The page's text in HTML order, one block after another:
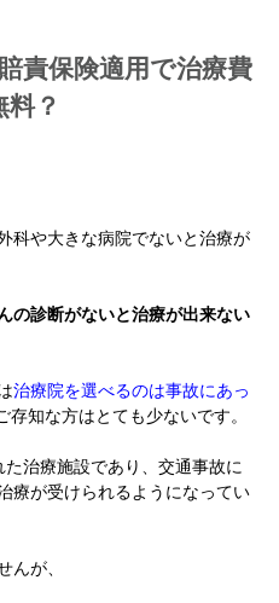
責保険適用で治療費
料？
科や大きな病院でないと治療が
の診断がないと治療が出来ない
治療院を選べるのは事故にあっ
存知な方はとても少ないです。
治療施設であり、交通事故に
療が受けられるようになってい
んが、